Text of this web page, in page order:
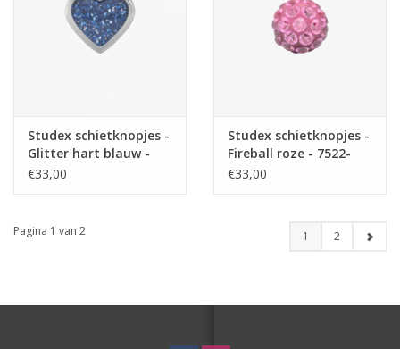
Studex schietknopjes -
Glitter hart blauw -
7524-3566(226)
€33,00
Studex schietknopjes -
Fireball roze - 7522-
0310(207)
€33,00
Pagina 1 van 2 1 2